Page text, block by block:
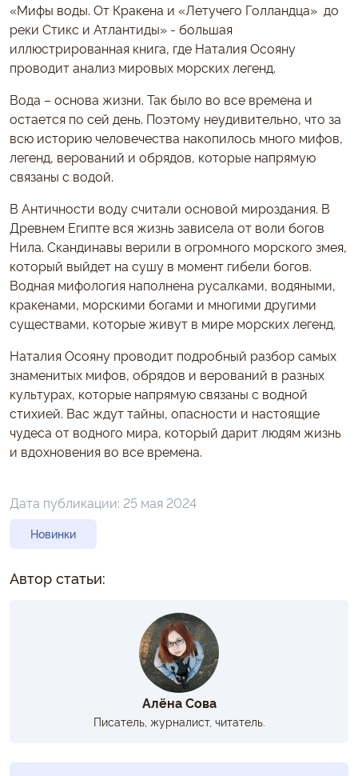
«Мифы воды. От Кракена и «Летучего Голландца» до
реки Стикс и Атлантиды» - большая
иллюстрированная книга, где Наталия Осояну
проводит анализ мировых морских легенд.
Вода – основа жизни. Так было во все времена и
остается по сей день. Поэтому неудивительно, что за
всю историю человечества накопилось много мифов,
легенд, верований и обрядов, которые напрямую
связаны с водой.
В Античности воду считали основой мироздания. В
Древнем Египте вся жизнь зависела от воли богов
Нила. Скандинавы верили в огромного морского змея,
который выйдет на сушу в момент гибели богов.
Водная мифология наполнена русалками, водяными,
кракенами, морскими богами и многими другими
существами, которые живут в мире морских легенд.
Наталия Осояну проводит подробный разбор самых
знаменитых мифов, обрядов и верований в разных
культурах, которые напрямую связаны с водной
стихией. Вас ждут тайны, опасности и настоящие
чудеса от водного мира, который дарит людям жизнь
и вдохновения во все времена.
Дата публикации: 25 мая 2024
Новинки
Автор статьи:
Алёна Сова
Писатель, журналист, читатель.